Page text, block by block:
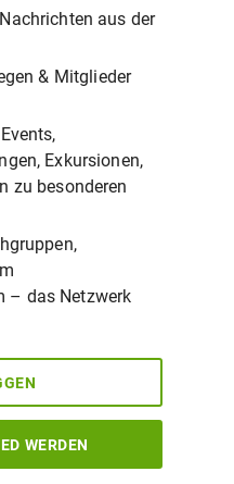
aus der
& Mitglieder
Exkursionen,
zu besonderen
– das Netzwerk
WERDEN